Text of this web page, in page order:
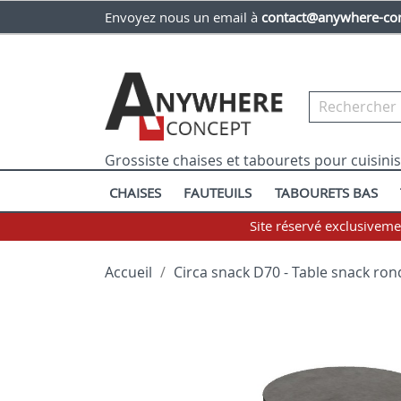
Envoyez nous un email à contact@anywhere-
Grossiste chaises et tabourets pour
CHAISES FAUTEUILS TABOURETS BAS
Site réservé
Accueil Circa snack D70 - Table snack